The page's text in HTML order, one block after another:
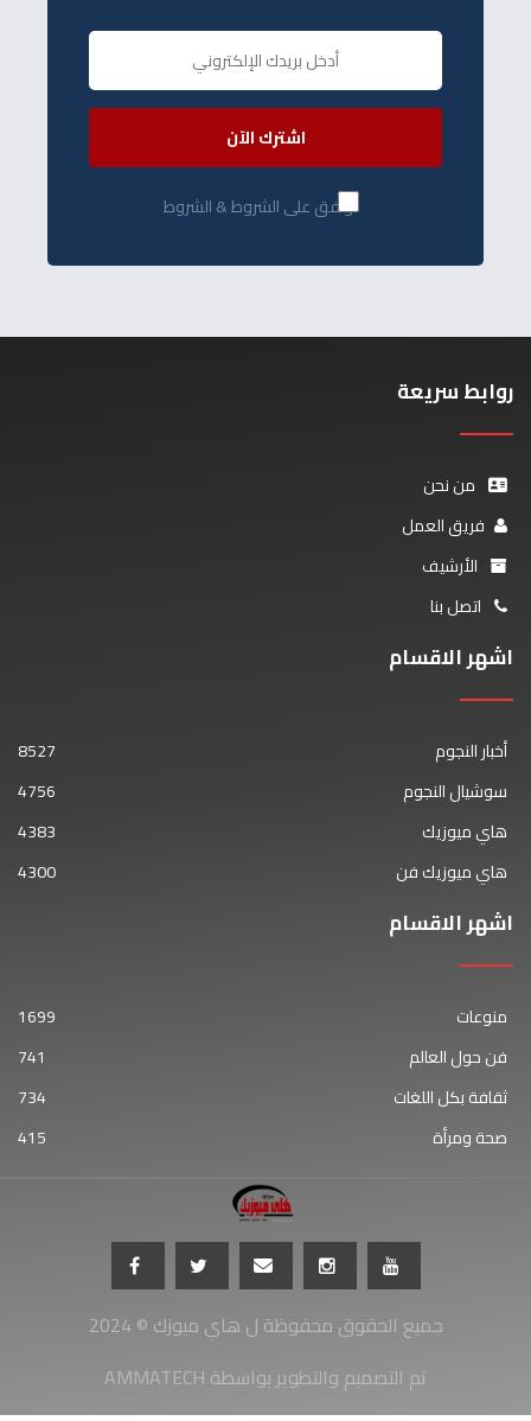
اشترك الآن
أوافق على الشروط & الشروط
روابط سريعة
من نحن
فريق العمل
الأرشيف
اتصل بنا
اشهر الاقسام
أخبار النجوم
8527
سوشيال النجوم
4756
هاي ميوزيك
4383
هاي ميوزيك فن
4300
اشهر الاقسام
منوعات
1699
فن حول العالم
741
ثقافة بكل اللغات
734
صحة ومرأة
415
جميع الحقوق محفوظة ل هاي ميوزك © 2024
AMMATECH تم التصميم والتطوير بواسطة